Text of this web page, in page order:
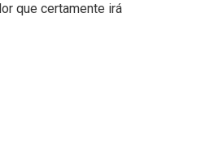
que certamente irá